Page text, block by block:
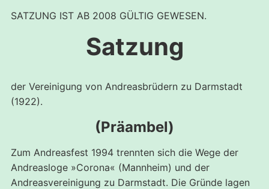
SATZUNG IST AB 2008 GÜLTIG GEWESEN.
Satzung
der Vereinigung von Andreasbrüdern zu Darmstadt
(1922).
(Präambel)
Zum Andreasfest 1994 trennten sich die Wege der
Andreasloge »Corona« (Mannheim) und der
Andreasvereinigung zu Darmstadt. Die Gründe lagen